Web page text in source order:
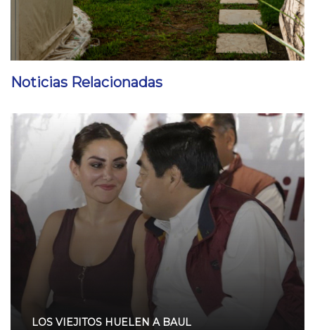
Noticias Relacionadas
LOS VIEJITOS HUELEN A BAUL